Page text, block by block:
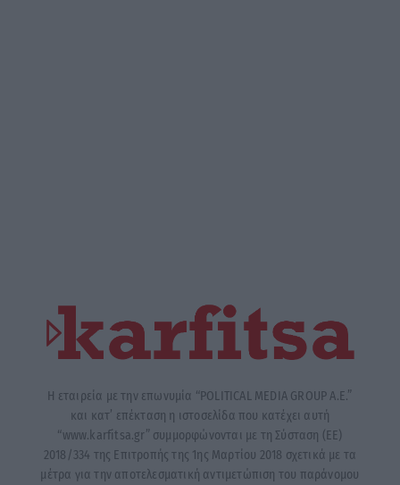
Η εταιρεία με την επωνυμία “POLITICAL MEDIA GROUP A.E.”
και κατ’ επέκταση η ιστοσελίδα που κατέχει αυτή
“www.karfitsa.gr” συμμορφώνονται με τη Σύσταση (ΕΕ)
2018/334 της Επιτροπής της 1ης Μαρτίου 2018 σχετικά με τα
μέτρα για την αποτελεσματική αντιμετώπιση του παράνομου